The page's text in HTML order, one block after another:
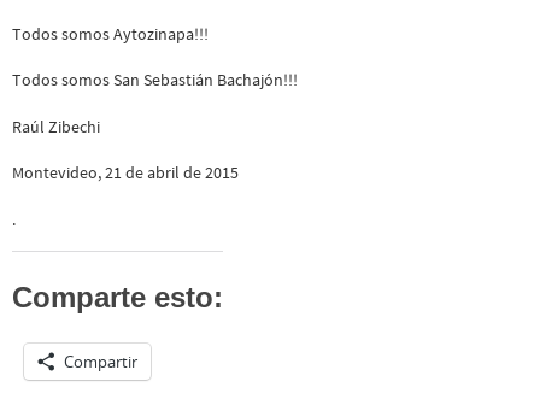
Todos somos Aytozinapa!!!
Todos somos San Sebastián Bachajón!!!
Raúl Zibechi
Montevideo, 21 de abril de 2015
.
Comparte esto:
Compartir